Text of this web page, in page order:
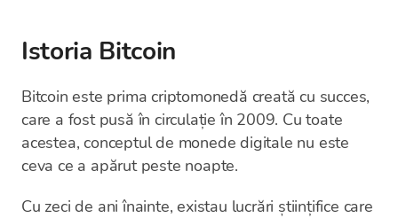
Istoria Bitcoin
Bitcoin este prima criptomonedă creată cu succes,
care a fost pusă în circulație în 2009. Cu toate
acestea, conceptul de monede digitale nu este
ceva ce a apărut peste noapte.
Cu zeci de ani înainte, existau lucrări științifice care